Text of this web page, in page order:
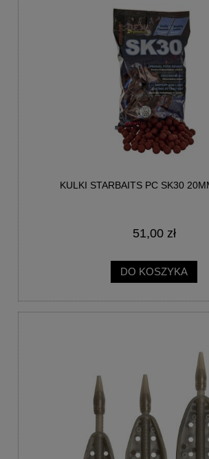
KULKI STARBAITS PC SK30
51,00 zł
DO KOSZYKA